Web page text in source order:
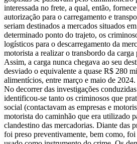
interessada no frete, a qual, então,
autorização para o carregamento e
seriam destinados a mercados situados
determinado ponto do trajeto, os
logísticos para o descarregamento da
motorista a realizar o transbordo da carga
Assim, a carga nunca chegava ao seu
desviado o equivalente a quase R$ 280
alimentícios, entre março e maio de 2024.
No decorrer das investigações
identificou-se tanto os criminosos que
social (contactavam as empresas e
motorista do caminhão que era utilizado
clandestino das mercadorias. Diante das
foi preso preventivamente, bem como,